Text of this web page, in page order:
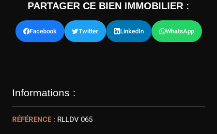
PARTAGER CE BIEN IMMOBILIER :
Facebook Twitter LinkedIn WhatsApp
Informations :
RÉFÉRENCE : RLLDV 065